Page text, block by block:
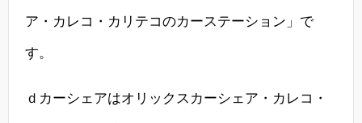
ア・カレコ・カリテコのカーステーション」で
す。
ｄカーシェアはオリックスカーシェア・カレコ・